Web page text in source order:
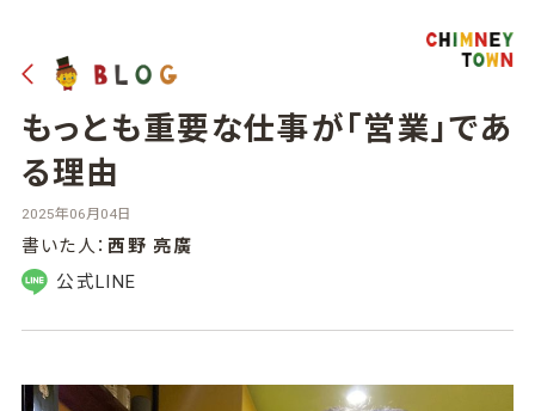
もっとも重要な仕事が「営業」であ
る理由
2025年06月04日
書いた人： 西野 亮廣
公式LINE